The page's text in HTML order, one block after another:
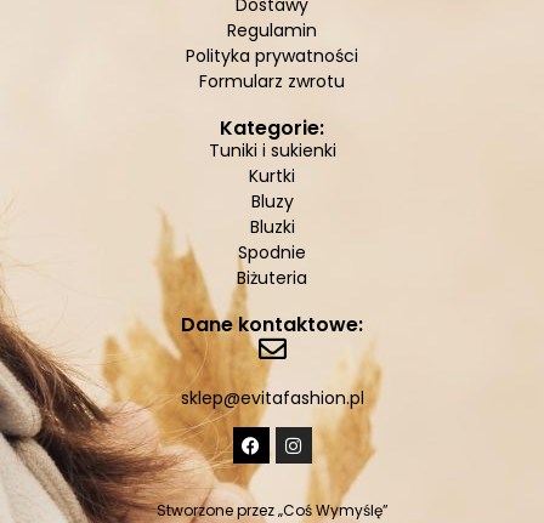
Dostawy
Regulamin
Polityka prywatności
Formularz zwrotu
Kategorie:
Tuniki i sukienki
Kurtki
Bluzy
Bluzki
Spodnie
Biżuteria
Dane kontaktowe:
sklep@evitafashion.pl
Stworzone przez„Coś Wymyślę”